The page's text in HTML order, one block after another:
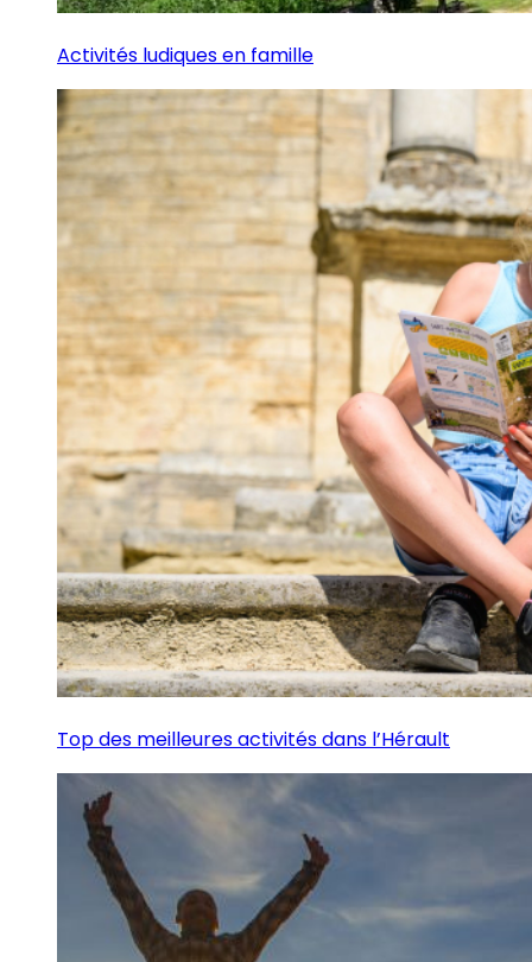
Activités ludiques en famille
Top des meilleures activités dans l’Hérault